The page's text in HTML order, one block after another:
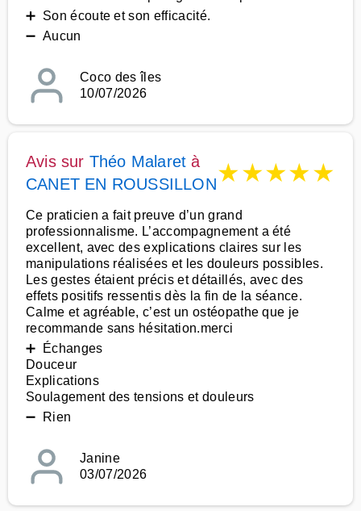
➕ Son écoute et son efficacité.
➖ Aucun
Coco des îles
10/07/2026
Avis sur Théo Malaret à
CANET EN ROUSSILLON★★★★★
Ce praticien a fait preuve d’un grand
professionnalisme. L’accompagnement a été
excellent, avec des explications claires sur les
manipulations réalisées et les douleurs possibles.
Les gestes étaient précis et détaillés, avec des
effets positifs ressentis dès la fin de la séance.
Calme et agréable, c’est un ostéopathe que je
recommande sans hésitation.merci
➕ Échanges
Douceur
Explications
Soulagement des tensions et douleurs
➖ Rien
Janine
03/07/2026